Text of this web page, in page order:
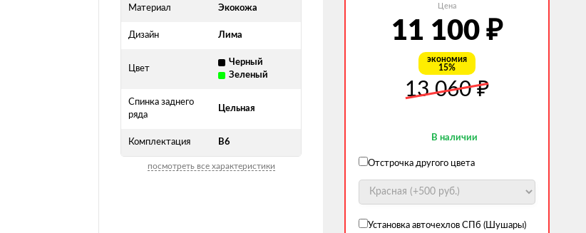
Материал Экокожа
Дизайн Лима
Цвет
Черный
Зеленый
Спинка заднего
ряда
Цельная
Комплектация В6
посмотреть все характеристики
Цена
11 100 ₽
экономия
15%
13 060₽
В наличии
Отстрочка другого цвета
Установка авточехлов СПб (Шушары)